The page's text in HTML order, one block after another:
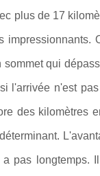
plus de 17
impressionnants.
sommet qui
l'arrivée n'est
des kilomètres
pas longtemps.